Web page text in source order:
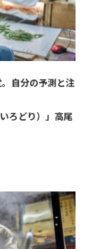
自分の予測と注
ろどり）」高尾